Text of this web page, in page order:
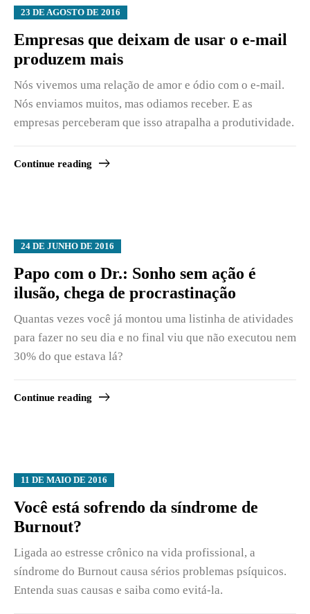
23 DE AGOSTO DE 2016
Empresas que deixam de usar o e-mail
produzem mais
Nós vivemos uma relação de amor e ódio com o e-mail.
Nós enviamos muitos, mas odiamos receber. E as
empresas perceberam que isso atrapalha a produtividade.
Continue reading
24 DE JUNHO DE 2016
Papo com o Dr.: Sonho sem ação é
ilusão, chega de procrastinação
Quantas vezes você já montou uma listinha de atividades
para fazer no seu dia e no final viu que não executou nem
30% do que estava lá?
Continue reading
11 DE MAIO DE 2016
Você está sofrendo da síndrome de
Burnout?
Ligada ao estresse crônico na vida profissional, a
síndrome do Burnout causa sérios problemas psíquicos.
Entenda suas causas e saiba como evitá-la.